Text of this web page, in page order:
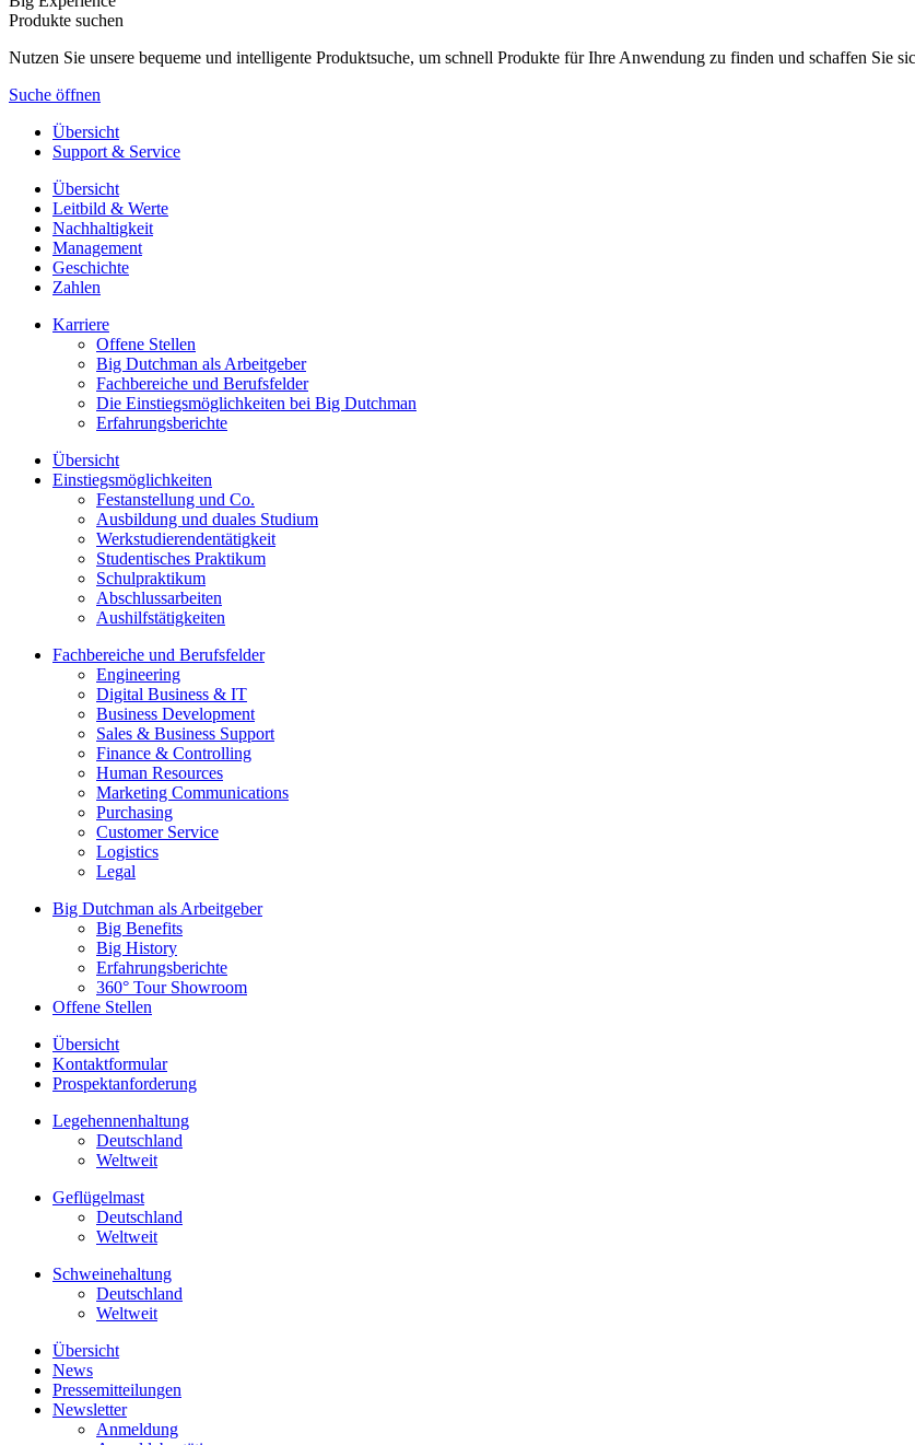
Produkte suchen
Nutzen Sie unsere bequeme und intelligente Produktsuche, um schnell Produkte für Ihre Anwendung zu finden und schaffen Sie
Suche öffnen
Übersicht
Support & Service
Übersicht
Leitbild & Werte
Nachhaltigkeit
Management
Geschichte
Zahlen
Karriere
Offene Stellen
Big Dutchman als Arbeitgeber
Fachbereiche und Berufsfelder
Die Einstiegsmöglichkeiten bei Big Dutchman
Erfahrungsberichte
Übersicht
Einstiegsmöglichkeiten
Festanstellung und Co.
Ausbildung und duales Studium
Werkstudierendentätigkeit
Studentisches Praktikum
Schulpraktikum
Abschlussarbeiten
Aushilfstätigkeiten
Fachbereiche und Berufsfelder
Engineering
Digital Business & IT
Business Development
Sales & Business Support
Finance & Controlling
Human Resources
Marketing Communications
Purchasing
Customer Service
Logistics
Legal
Big Dutchman als Arbeitgeber
Big Benefits
Big History
Erfahrungsberichte
360° Tour Showroom
Offene Stellen
Übersicht
Kontaktformular
Prospektanforderung
Legehennenhaltung
Deutschland
Weltweit
Geflügelmast
Deutschland
Weltweit
Schweinehaltung
Deutschland
Weltweit
Übersicht
News
Pressemitteilungen
Newsletter
Anmeldung